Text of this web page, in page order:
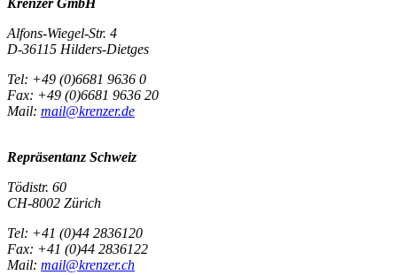
Alfons-Wiegel-Str. 4
D-36115 Hilders-Dietges
Tel: +49 (0)6681 9636 0
Fax: +49 (0)6681 9636 20
Mail: mail@krenzer.de
Repräsentanz Schweiz
Tödistr. 60
CH-8002 Zürich
Tel: +41 (0)44 2836120
Fax: +41 (0)44 2836122
Mail: mail@krenzer.ch